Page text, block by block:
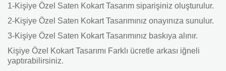
1-Kişiye Özel Saten Kokart Tasarım siparişiniz oluşturulur.
2-Kişiye Özel Saten Kokart Tasarımınız onayınıza sunulur.
3-Kişiye Özel Saten Kokart Tasarımınız baskıya alınır.
Kişiye Özel Kokart Tasarımı Farklı ücretle arkası iğneli
yaptırabilirsiniz.